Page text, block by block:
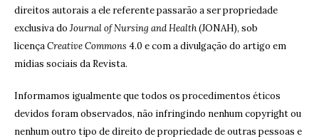
direitos autorais a ele referente passarão a ser propriedade
exclusiva do Journal of Nursing and Health(JONAH), sob
licençaCreative Commons 4.0 e com a divulgação do artigo em
mídias sociais da Revista.
Informamos igualmente que todos os procedimentos éticos
devidos foram observados, não infringindo nenhum copyright ou
nenhum outro tipo de direito de propriedade de outras pessoas e